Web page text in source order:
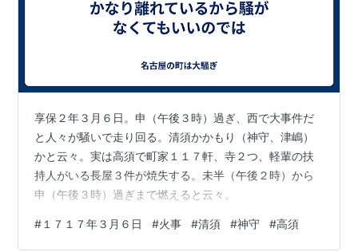
享保２年３月６日。申（午後３時）過ぎ、西で大事件だ
と人々が騒いで走り回る。清須かかもり（神守、津嶋）
かと云々。実は高須で町家１１７軒、寺２つ、軽輩の扶
持人がいる長屋３件が焼失する。未半（午後２時）から
申（午後３時）過ぎまで燃えると云々。
# １７１７年３月６日 #火事 #清須 #神守 #高須